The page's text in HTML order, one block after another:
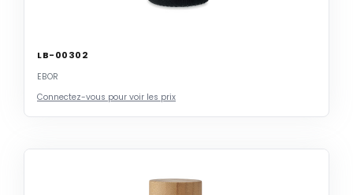
LB-00302
EBOR
Connectez-vous pour voir les prix